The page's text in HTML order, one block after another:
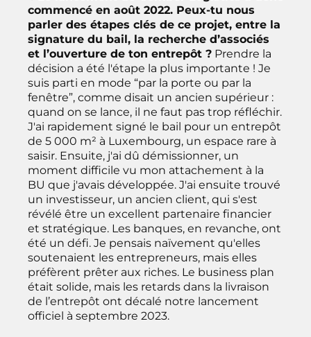
commencé en août 2022. Peux-tu nous
parler des étapes clés de ce projet, entre la
signature du bail, la recherche d’associés
et l’ouverture de ton entrepôt ? Prendre la
décision a été l'étape la plus importante ! Je
suis parti en mode “par la porte ou par la
fenêtre”, comme disait un ancien supérieur :
quand on se lance, il ne faut pas trop réfléchir.
J'ai rapidement signé le bail pour un entrepôt
de 5 000 m² à Luxembourg, un espace rare à
saisir. Ensuite, j'ai dû démissionner, un
moment difficile vu mon attachement à la
BU que j'avais développée. J'ai ensuite trouvé
un investisseur, un ancien client, qui s'est
révélé être un excellent partenaire financier
et stratégique. Les banques, en revanche, ont
été un défi. Je pensais naïvement qu'elles
soutenaient les entrepreneurs, mais elles
préfèrent prêter aux riches. Le business plan
était solide, mais les retards dans la livraison
de l’entrepôt ont décalé notre lancement
officiel à septembre 2023.